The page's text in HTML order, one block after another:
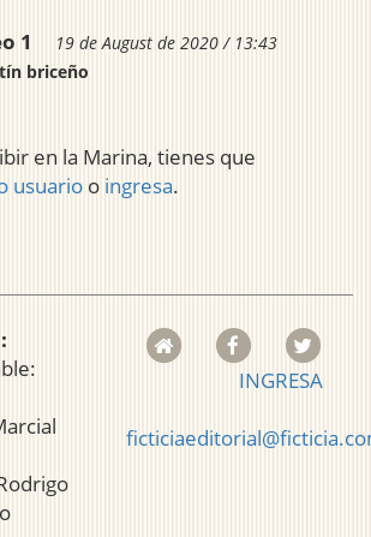
1
19 de August de 2020 / 13:43
briceño
en la Marina, tienes que
usuario o ingresa.
INGRESA